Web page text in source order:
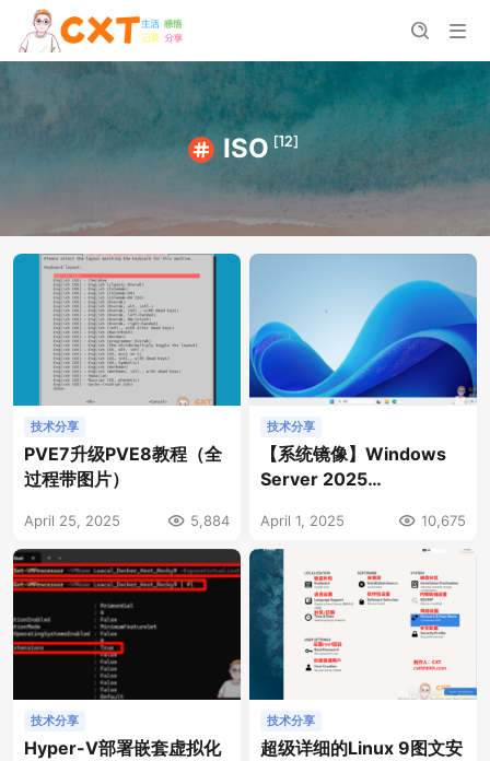
ISO [12]
技术分享
PVE7升级PVE8教程（全
过程带图片）
April 25, 2025 5,884
技术分享
【系统镜像】Windows
Server 2025
版
April 1, 2025 10,675
技术分享
Hyper-V部署嵌套虚拟化
技术分享
超级详细的Linux 9图文安